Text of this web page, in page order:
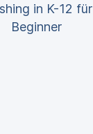
in K-12 für
Beginner